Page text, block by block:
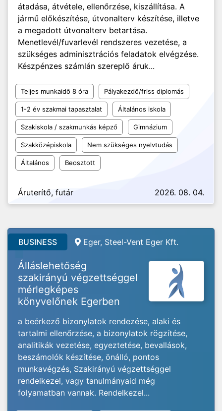
átadása, átvétele, ellenőrzése, kiszállítása. A
jármű előkészítése, útvonalterv készítése, illetve
a megadott útvonalterv betartása.
Menetlevél/fuvarlevél rendszeres vezetése, a
szükséges adminisztrációs feladatok elvégzése.
Készpénzes számlán szereplő áruk...
Teljes munkaidő 8 óra Pályakezdő/friss diplomás
1-2 év szakmai tapasztalat Általános iskola
Szakiskola / szakmunkás képző Gimnázium
Szakközépiskola Nem szükséges nyelvtudás
Általános Beosztott
Áruterítő, futár 2026. 08. 04.
BUSINESS Eger, Steel-Vent Eger Kft.
Álláslehetőség
szakirányú végzettséggel
mérlegképes
könyvelőnek Egerben
a beérkező bizonylatok rendezése, alaki és
tartalmi ellenőrzése, a bizonylatok rögzítése,
analitikák vezetése, egyeztetése, bevallások,
beszámolók készítése, önálló, pontos
munkavégzés, Szakirányú végzettséggel
rendelkezel, vagy tanulmányaid még
folyamatban vannak. Rendelkezel...